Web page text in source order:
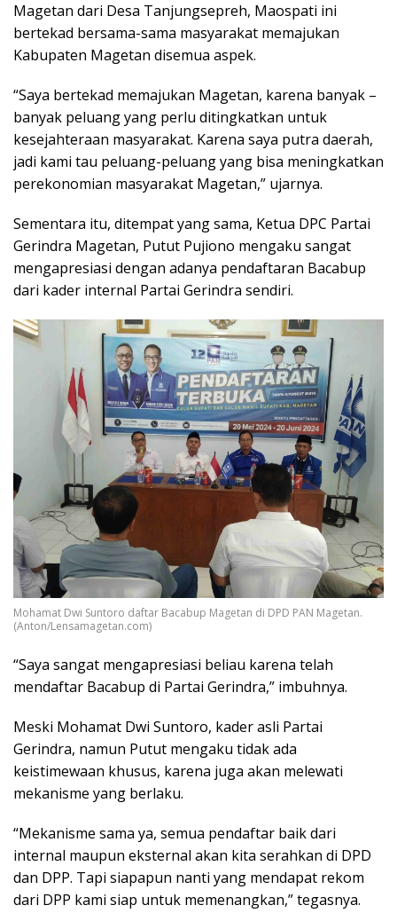
Magetan dari Desa Tanjungsepreh, Maospati ini
bertekad bersama-sama masyarakat memajukan
Kabupaten Magetan disemua aspek.
“Saya bertekad memajukan Magetan, karena banyak –
banyak peluang yang perlu ditingkatkan untuk
kesejahteraan masyarakat. Karena saya putra daerah,
jadi kami tau peluang-peluang yang bisa meningkatkan
perekonomian masyarakat Magetan,” ujarnya.
Sementara itu, ditempat yang sama, Ketua DPC Partai
Gerindra Magetan, Putut Pujiono mengaku sangat
mengapresiasi dengan adanya pendaftaran Bacabup
dari kader internal Partai Gerindra sendiri.
Mohamat Dwi Suntoro daftar Bacabup Magetan di DPD PAN Magetan.
(Anton/Lensamagetan.com)
“Saya sangat mengapresiasi beliau karena telah
mendaftar Bacabup di Partai Gerindra,” imbuhnya.
Meski Mohamat Dwi Suntoro, kader asli Partai
Gerindra, namun Putut mengaku tidak ada
keistimewaan khusus, karena juga akan melewati
mekanisme yang berlaku.
“Mekanisme sama ya, semua pendaftar baik dari
internal maupun eksternal akan kita serahkan di DPD
dan DPP. Tapi siapapun nanti yang mendapat rekom
dari DPP kami siap untuk memenangkan,” tegasnya.